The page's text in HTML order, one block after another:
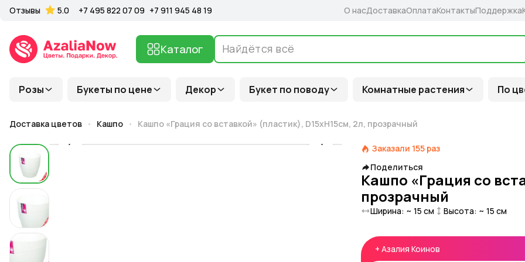
Розы Букеты по цене Декор Букет по поводу Комнатные растения По
Каталог
Отзывы 5.0 +7 495 822 07 09 +7 911 945 48 19 О насДоставкаОплатаКонтактыПоддержка
Доставка цветов Кашпо Кашпо «Грация со вставкой» (пластик), D15хH15см, 2л, прозрачный
Заказали 155 раз
Поделиться
Кашпо «Грация со
прозрачный
Ширина: ~ 15 см Высота: ~ 15 см
+ Азалия Коинов